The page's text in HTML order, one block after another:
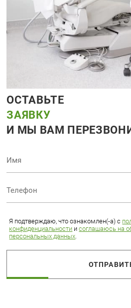
ОСТАВЬТЕ
ЗАЯВКУ
И МЫ ВАМ
Я подтверждаю, что ознакомлен(-а) с
конфиденциальности исоглашаюсь на
персональных данных.